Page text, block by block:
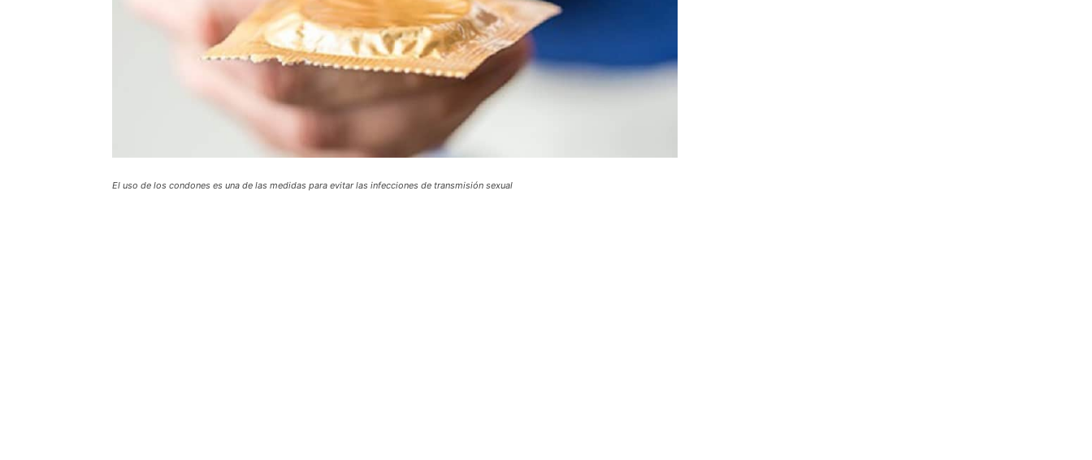
El uso de los condones es una de las medidas para evitar las infecciones de transmisión sexual